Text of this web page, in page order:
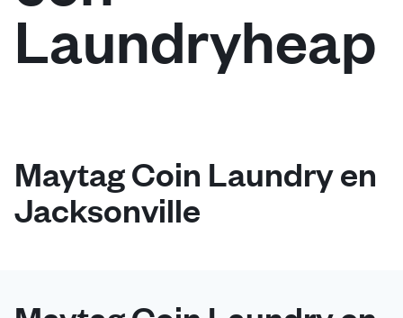
Iniciar sesión
Síguenos en
United States ES
Laundryheap
Maytag Coin Laundry en
Jacksonville